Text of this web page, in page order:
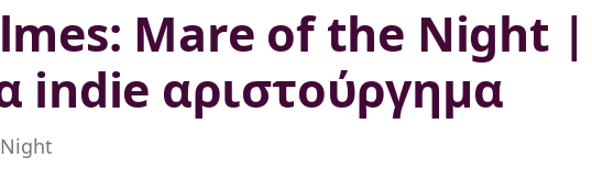
Mare of the Night
indie αριστούργημα